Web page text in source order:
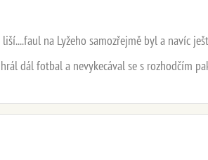
na Lyžeho samozřejmě byl a navíc
dál fotbal a nevykecával se s rozhodčím